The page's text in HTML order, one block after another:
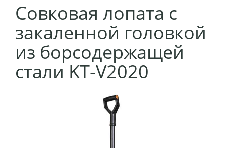
Совковая лопата с
закаленной головкой
из борсодержащей
стали KT-V2020